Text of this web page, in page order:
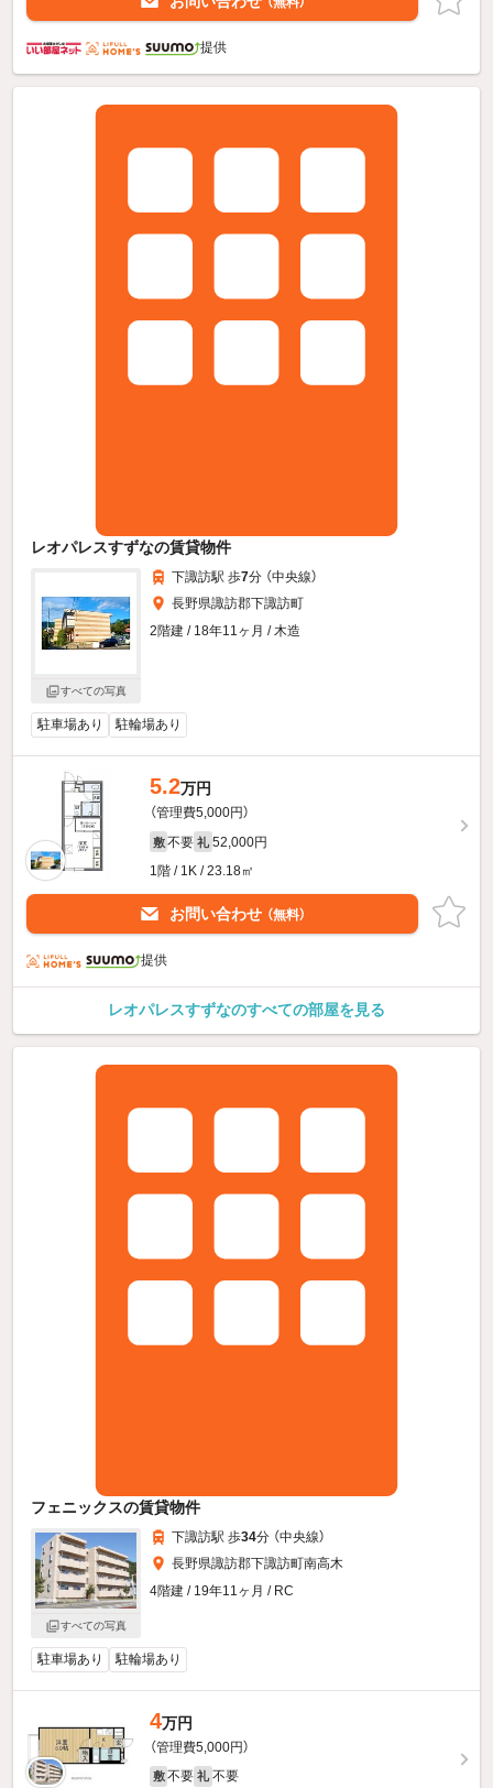
提供
レオパレスすずなの賃貸物件
すべての写真
下諏訪駅 歩7分 （中央線）
長野県諏訪郡下諏訪町
2階建 / 18年11ヶ月 / 木造
駐車場あり 駐輪場あり
5.2万円
（管理費5,000円）
敷 不要 礼 52,000円
1階 / 1K / 23.18㎡
お問い合わせ （無料）
提供
レオパレスすずなのすべての部屋を見る
フェニックスの賃貸物件
すべての写真
下諏訪駅 歩34分 （中央線）
長野県諏訪郡下諏訪町南高木
4階建 / 19年11ヶ月 / RC
駐車場あり 駐輪場あり
4万円
（管理費5,000円）
敷 不要 礼 不要